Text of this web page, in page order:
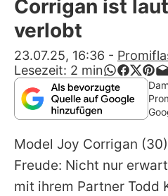
App
Redaktionelle
Corrigan ist
verlobt
23.07.25, 16:36 -
Lesezeit: 2 min
Model Joy Corrigan
Freude: Nicht nur
mit ihrem Partner Todd